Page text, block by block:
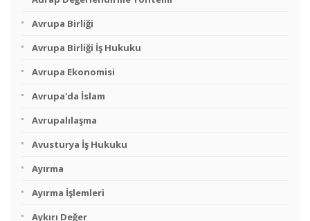
Avrupa Birliği
Avrupa Birliği İş Hukuku
Avrupa Ekonomisi
Avrupa'da İslam
Avrupalılaşma
Avusturya İş Hukuku
Ayırma
Ayırma İşlemleri
Aykırı Değer